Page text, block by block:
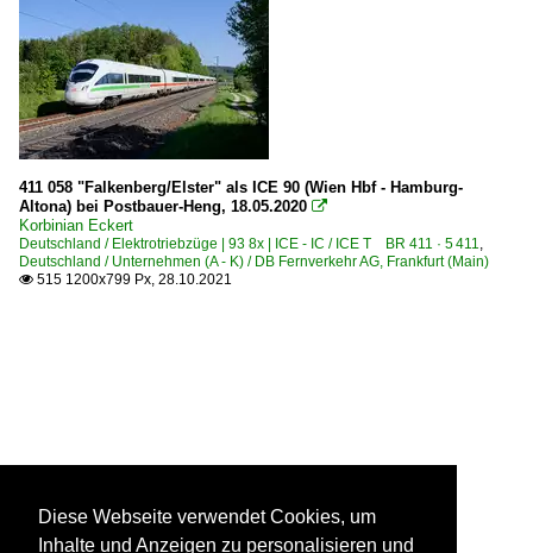
411 058 "Falkenberg/Elster" als ICE 90 (Wien Hbf - Hamburg-
Altona) bei Postbauer-Heng, 18.05.2020 
Korbinian Eckert
Deutschland / Elektrotriebzüge | 93 8x | ICE - IC / ICE T BR 411 · 5 411,
Deutschland / Unternehmen (A - K) / DB Fernverkehr AG, Frankfurt (Main)
 515 1200x799 Px, 28.10.2021
Diese Webseite verwendet Cookies, um
Inhalte und Anzeigen zu personalisieren und